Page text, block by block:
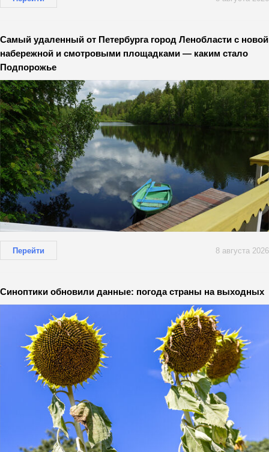
Самый удаленный от Петербурга город Ленобласти с новой
набережной и смотровыми площадками — каким стало
Подпорожье
Перейти 8 августа 2026
Синоптики обновили данные: погода страны на выходных